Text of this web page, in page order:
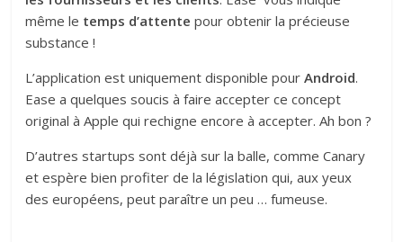
même le temps d’attente pour obtenir la précieuse
substance !
L’application est uniquement disponible pour Android.
Ease a quelques soucis à faire accepter ce concept
original à Apple qui rechigne encore à accepter. Ah bon ?
D’autres startups sont déjà sur la balle, comme Canary
et espère bien profiter de la législation qui, aux yeux
des européens, peut paraître un peu … fumeuse.